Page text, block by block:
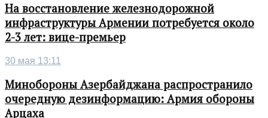
На восстановление железнодорожной
инфраструктуры Армении потребуется около
2-3 лет: вице-премьер
30 мая 13:11
Минобороны Азербайджана распространило
очередную дезинформацию: Армия обороны
Арцаха